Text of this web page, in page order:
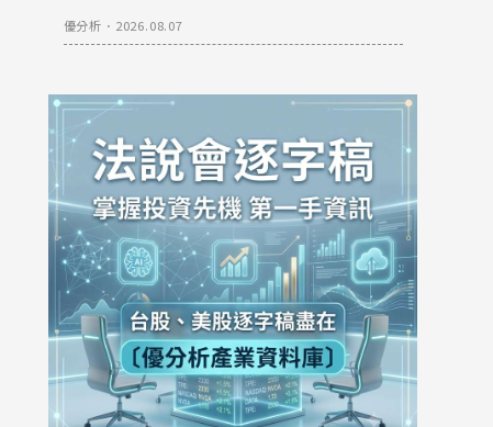
優分析 ． 2026.08.07